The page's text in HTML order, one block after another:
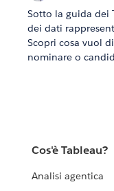
Sotto la guida dei
dei dati
Scopri cosa vuol
nominare o
Cos'è Tableau?
Analisi agentica